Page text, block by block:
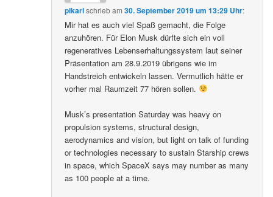
pikarlschriebam30. September 2019 um 13:29 Uhr:
Mir hat es auch viel Spaß gemacht, die Folge
anzuhören. Für Elon Musk dürfte sich ein voll
regeneratives Lebenserhaltungssystem laut seiner
Präsentation am 28.9.2019 übrigens wie im
Handstreich entwickeln lassen. Vermutlich hätte er
vorher mal Raumzeit 77 hören sollen.
Musk’s presentation Saturday was heavy on
propulsion systems, structural design,
aerodynamics and vision, but light on talk of funding
or technologies necessary to sustain Starship crews
in space, which SpaceX says may number as many
as 100 people at a time.